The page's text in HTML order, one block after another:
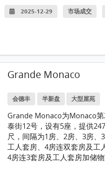
2025-12-29 市场成交
Grande Monaco
会德丰 半新盘 大型屋苑
Grande Monaco为Monaco
泰街12号，设有5座，提供
尺，间隔为1房、2房、3房、
工人套房、4房连双套房及工
4房连3套房及工人套房加储物